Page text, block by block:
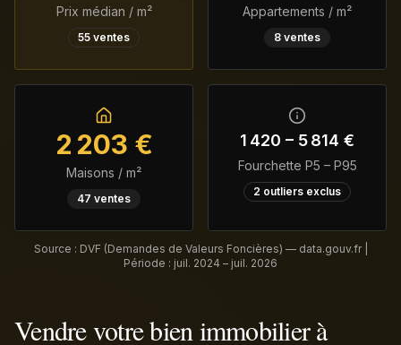
Prix médian / m²
55 ventes
Appartements / m²
8 ventes
2 203 €
Maisons / m²
47 ventes
1 420 – 5 814 €
Fourchette P5 – P95
2 outliers exclus
Source : DVF (Demandes de Valeurs Foncières) — data.gouv.fr |
Période : juil. 2024 – juil. 2026
Vendre votre bien immobilier à